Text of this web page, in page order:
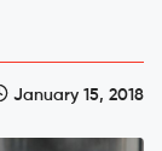
January 15, 2018